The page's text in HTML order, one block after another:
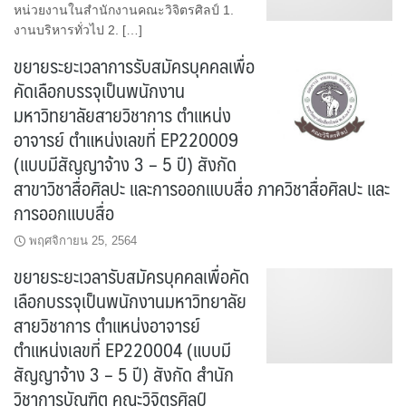
หน่วยงานในสำนักงานคณะวิจิตรศิลป์ 1.
งานบริหารทั่วไป 2. […]
ขยายระยะเวลาการรับสมัครบุคคลเพื่อ
คัดเลือกบรรจุเป็นพนักงาน
มหาวิทยาลัยสายวิชาการ ตำแหน่ง
อาจารย์ ตำแหน่งเลขที่ EP220009
(แบบมีสัญญาจ้าง 3 – 5 ปี) สังกัด
สาขาวิชาสื่อศิลปะ และการออกแบบสื่อ ภาควิชาสื่อศิลปะ และ
การออกแบบสื่อ
พฤศจิกายน 25, 2564
ขยายระยะเวลารับสมัครบุคคลเพื่อคัด
เลือกบรรจุเป็นพนักงานมหาวิทยาลัย
สายวิชาการ ตำแหน่งอาจารย์
ตำแหน่งเลขที่ EP220004 (แบบมี
สัญญาจ้าง 3 – 5 ปี) สังกัด สำนัก
วิชาการบัณฑิต คณะวิจิตรศิลป์